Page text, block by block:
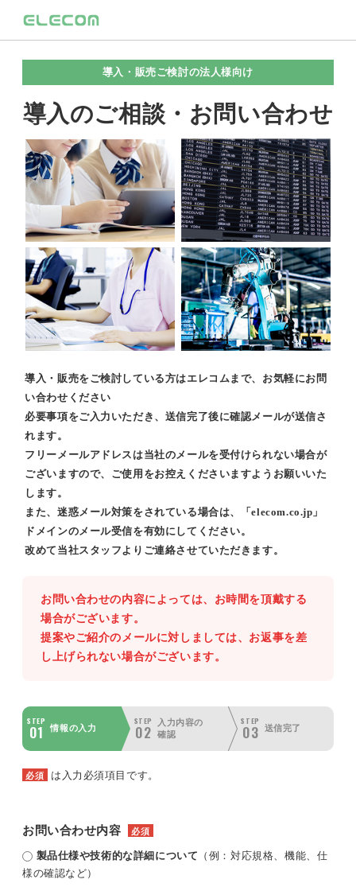
導入・販売ご検討の法人様向け
導入のご相談・お問い合わせ
導入・販売をご検討している方はエレコムまで、お気軽にお問
い合わせください
必要事項をご入力いただき、送信完了後に確認メールが送信さ
れます。
フリーメールアドレスは当社のメールを受付けられない場合が
ございますので、ご使用をお控えくださいますようお願いいた
します。
また、迷惑メール対策をされている場合は、「elecom.co.jp」
ドメインのメール受信を有効にしてください。
改めて当社スタッフよりご連絡させていただきます。
お問い合わせの内容によっては、お時間を頂戴する
場合がございます。
提案やご紹介のメールに対しましては、お返事を差
し上げられない場合がございます。
STEP
01 情報の入力
STEP
02
入力内容の
確認
STEP
03 送信完了
必須 は入力必須項目です。
お問い合わせ内容 必須
製品仕様や技術的な詳細について （例：対応規格、機能、仕
様の確認など）